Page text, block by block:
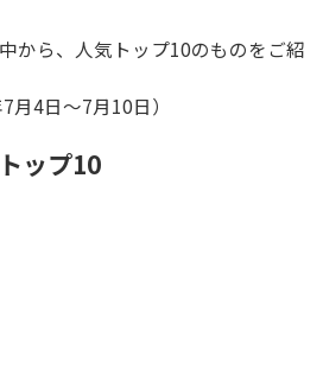
から、人気トップ10のものをご紹
月4日〜7月10日）
ップ10